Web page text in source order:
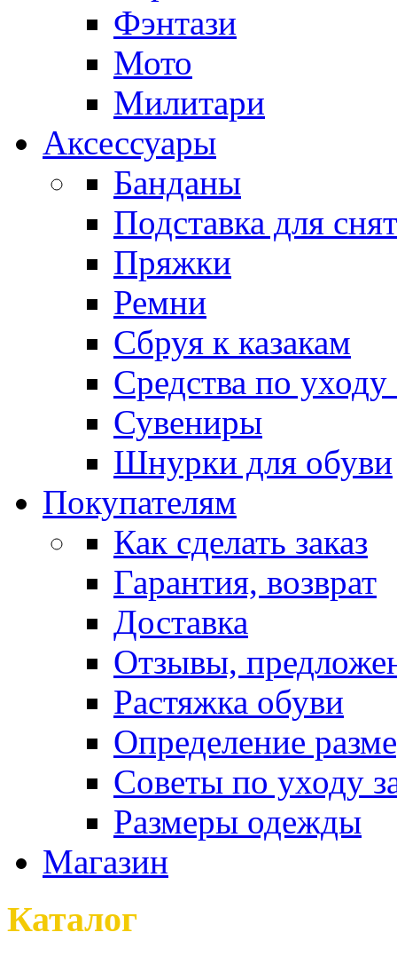
Фэнтази
Мото
Милитари
Аксессуары
Банданы
Подставка для
Пряжки
Ремни
Сбруя к казакам
Средства по
Сувениры
Шнурки для обуви
Покупателям
Как сделать заказ
Гарантия, возврат
Доставка
Отзывы,
Растяжка обуви
Определение
Советы по уходу
Размеры одежды
Магазин
Каталог